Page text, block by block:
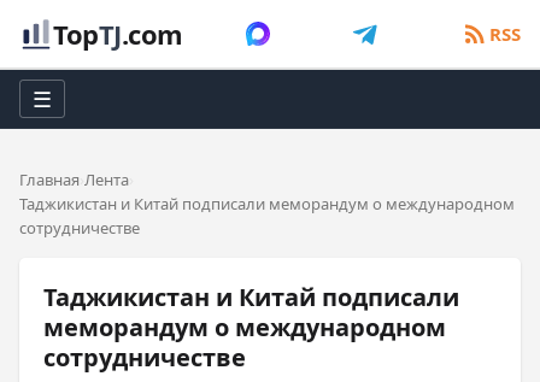
TopTJ.com RSS
☰
Главная Лента
Таджикистан и Китай подписали меморандум о международном
сотрудничестве
Таджикистан и Китай подписали
меморандум о международном
сотрудничестве